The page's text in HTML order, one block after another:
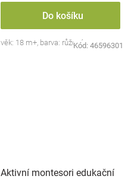
Do košíku
věk: 18 m+, barva: růžová
Kód: 46596301
Aktivní montesori edukační